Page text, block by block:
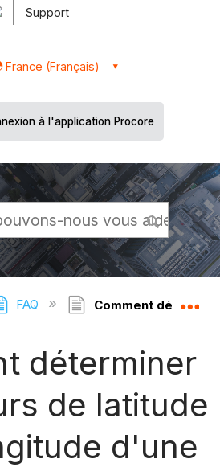
Support
France (Français)
à l'application Procore
réduire la hiérarchie
FAQ Comment
déterminer
de latitude
d'une